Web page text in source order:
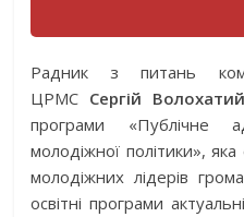
Радник з питань
ЦРМС Сергій Волохатий
програми «Публічне
молодіжної політики»,
молодіжних лідерів
освітні програми